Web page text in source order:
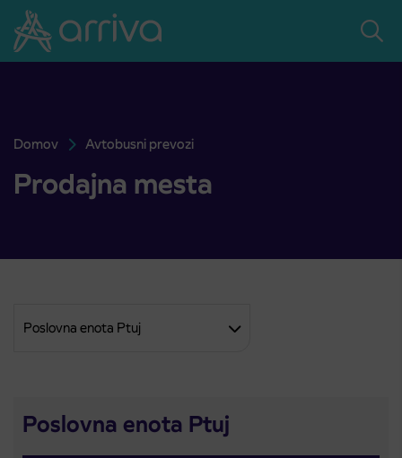
Skoči na vsebino
Domov Avtobusni prevozi
Prodajna mesta
Prodajna mesta
Poslovna enota Ptuj